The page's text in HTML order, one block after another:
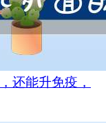
还能升免疫，